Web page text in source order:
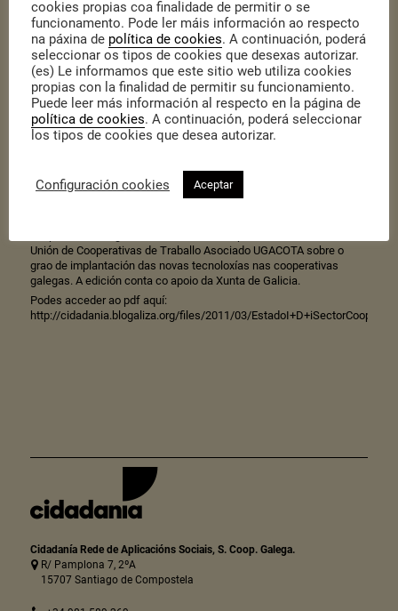
Publicado o 22 de Marzo de 2011 |Actualidade
Unión de Cooperativas de Traballo Asociado UGACOTA sobre o
grao de implantación das novas tecnoloxías nas cooperativas
galegas. A edición conta co apoio da Xunta de Galicia.
Podes acceder ao pdf aquí:
http://cidadania.blogaliza.org/files/2011/03/
Cidadanía Rede de Aplicacións Sociais, S. Coop. Galega.
R/ Pamplona 7, 2ºA
15707 Santiago de Compostela
cookies propias coa finalidade de permitir o se
funcionamento. Pode ler máis información ao respecto
na páxina de política de cookies. A continuación, poderá
seleccionar os tipos de cookies que desexas autorizar.
(es) Le informamos que este sitio web utiliza cookies
propias con la finalidad de permitir su funcionamiento.
Puede leer más información al respecto en la página de
política de cookies. A continuación, poderá seleccionar
los tipos de cookies que desea autorizar.
Configuración cookies Aceptar